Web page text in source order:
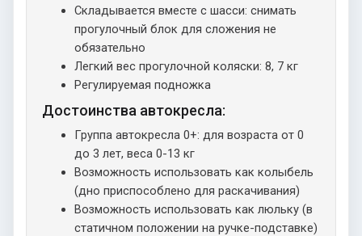
Складывается вместе с шасси: снимать
прогулочный блок для сложения не
обязательно
Легкий вес прогулочной коляски: 8, 7 кг
Регулируемая подножка
Достоинства автокресла:
Группа автокресла 0+: для возраста от 0
до 3 лет, веса 0-13 кг
Возможность использовать как колыбель
(дно приспособлено для раскачивания)
Возможность использовать как люльку (в
статичном положении на ручке-подставке)